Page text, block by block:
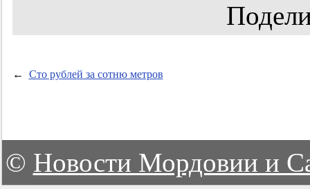
← Сто рублей за сотню метров
© Новости Мордовии и